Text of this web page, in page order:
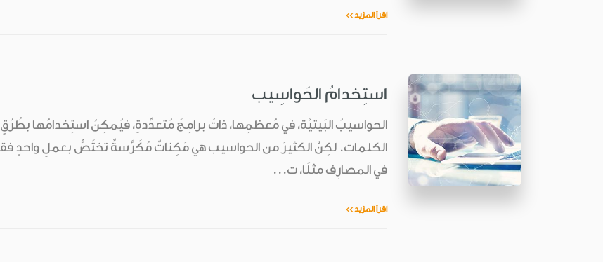
اقرأ المزيد >>
استِخدامُ الحَواسِيب
الحواسيبُ البَيتيَّة، في مُعظمِها، ذاتُ برامِجَ مُتعدِّدةٍ، فيُمكِنُ استِخدامُها بطُرُقٍ
الكلمات. لكِنَّ الكثيرَ من الحواسيب هي مَكِناتٌ مُكَرَّسةٌ تختَصُّ بعملٍ واحدٍ
في المصارِف مثلًا، ت...
اقرأ المزيد >>